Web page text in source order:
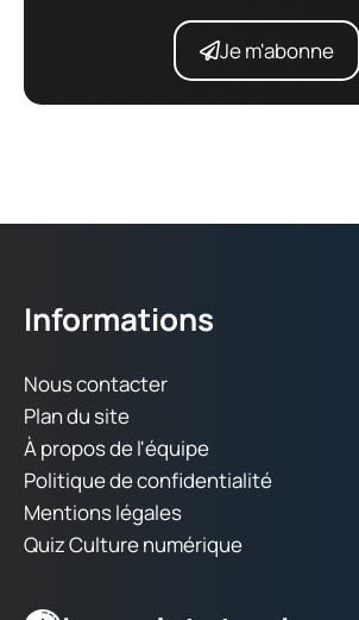
Je m'abonne
Informations
Nous contacter
Plan du site
À propos de l'équipe
Politique de confidentialité
Mentions légales
Quiz Culture numérique